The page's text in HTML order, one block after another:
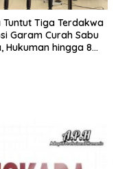
Tuntut Tiga Terdakwa
Garam Curah Sabu
Hukuman hingga 8